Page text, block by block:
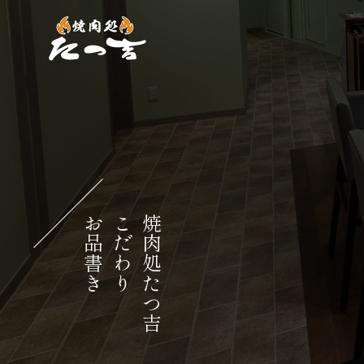
焼肉処たつ吉
こだわり
お品書き